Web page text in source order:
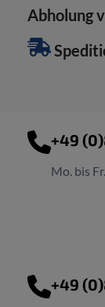
Abholung
+49
Mo. bis
+49